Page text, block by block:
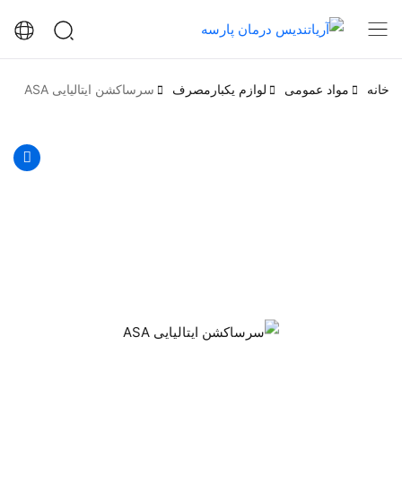
خانه مواد عمومی لوازم یکبارمصرف سرساکشن ایتالیایی ASA